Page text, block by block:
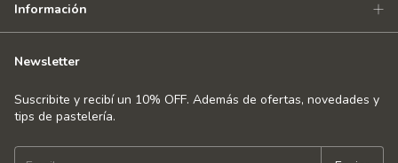
Información
Newsletter
Suscribite y recibí un 10% OFF. Además de ofertas, novedades y
tips de pastelería.